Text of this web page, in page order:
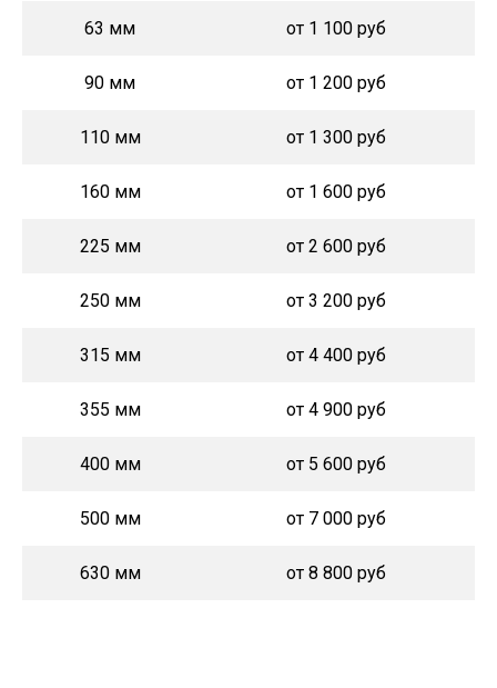
63 мм от 1 100 руб
90 мм от 1 200 руб
110 мм от 1 300 руб
160 мм от 1 600 руб
225 мм от 2 600 руб
250 мм от 3 200 руб
315 мм от 4 400 руб
355 мм от 4 900 руб
400 мм от 5 600 руб
500 мм от 7 000 руб
630 мм от 8 800 руб